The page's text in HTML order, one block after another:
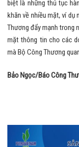
biệt là những thủ tục
khăn về nhiều mặt, ví
Thương đẩy mạnh trong
mặt thông tin cho các
mà Bộ Công Thương
Bảo Ngọc/Báo Công